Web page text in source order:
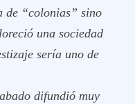
de “colonias” sino
una sociedad
sería uno de
difundió muy